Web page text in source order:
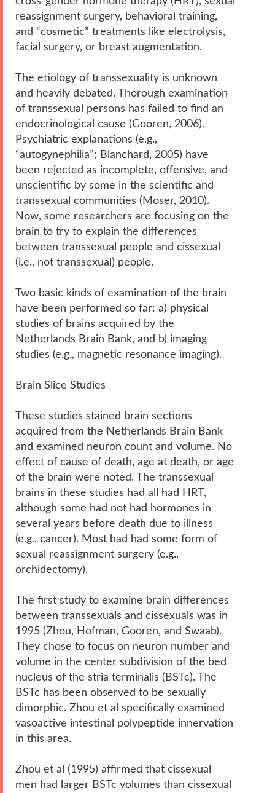
reassignment surgery, behavioral training,
and “cosmetic” treatments like electrolysis,
facial surgery, or breast augmentation.
The etiology of transsexuality is unknown
and heavily debated. Thorough examination
of transsexual persons has failed to find an
endocrinological cause (Gooren, 2006).
Psychiatric explanations (e.g.,
“autogynephilia”; Blanchard, 2005) have
been rejected as incomplete, offensive, and
unscientific by some in the scientific and
transsexual communities (Moser, 2010).
Now, some researchers are focusing on the
brain to try to explain the differences
between transsexual people and cissexual
(i.e., not transsexual) people.
Two basic kinds of examination of the brain
have been performed so far: a) physical
studies of brains acquired by the
Netherlands Brain Bank, and b) imaging
studies (e.g., magnetic resonance imaging).
Brain Slice Studies
These studies stained brain sections
acquired from the Netherlands Brain Bank
and examined neuron count and volume. No
effect of cause of death, age at death, or age
of the brain were noted. The transsexual
brains in these studies had all had HRT,
although some had not had hormones in
several years before death due to illness
(e.g., cancer). Most had had some form of
sexual reassignment surgery (e.g.,
orchidectomy).
The first study to examine brain differences
between transsexuals and cissexuals was in
1995 (Zhou, Hofman, Gooren, and Swaab).
They chose to focus on neuron number and
volume in the center subdivision of the bed
nucleus of the stria terminalis (BSTc). The
BSTc has been observed to be sexually
dimorphic. Zhou et al specifically examined
vasoactive intestinal polypeptide innervation
in this area.
Zhou et al (1995) affirmed that cissexual
men had larger BSTc volumes than cissexual